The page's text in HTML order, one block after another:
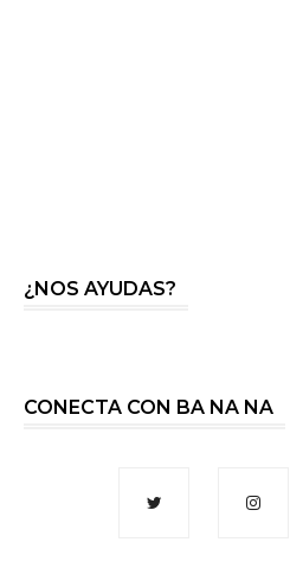
¿NOS AYUDAS?
CONECTA CON BA NA NA